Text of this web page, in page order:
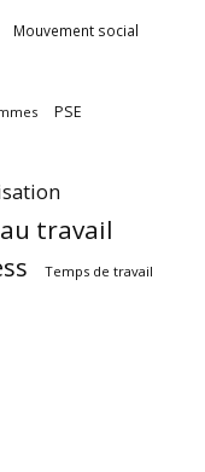
Mouvement social
PSE
travail
Temps de travail